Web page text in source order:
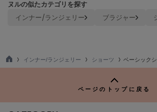
made of Organics
メイドオブオーガニクス
MIESROHE
ミーエスミーム
ヌルの似たカテゴリを探す
インナー/ランジェリー ブラジャー
TO
インナー/ランジェリー ショーツ ベーシック
ページのトップに戻る